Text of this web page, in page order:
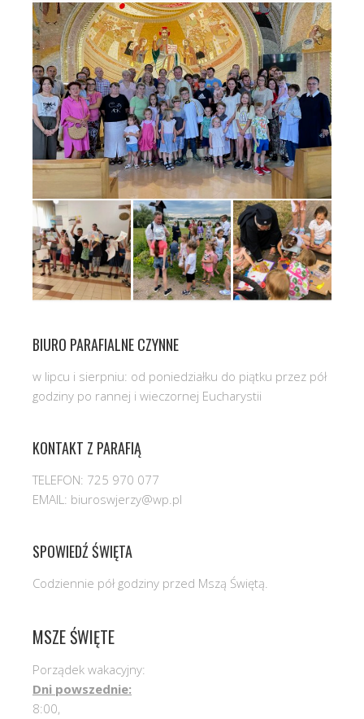
BIURO PARAFIALNE CZYNNE
w lipcu i sierpniu: od poniedziałku do piątku przez pół
godziny po rannej i wieczornej Eucharystii
KONTAKT Z PARAFIĄ
TELEFON: 725 970 077
EMAIL: biuroswjerzy@wp.pl
SPOWIEDŹ ŚWIĘTA
Codziennie pół godziny przed Mszą Świętą.
MSZE ŚWIĘTE
Porządek wakacyjny:
Dni powszednie:
8:00,